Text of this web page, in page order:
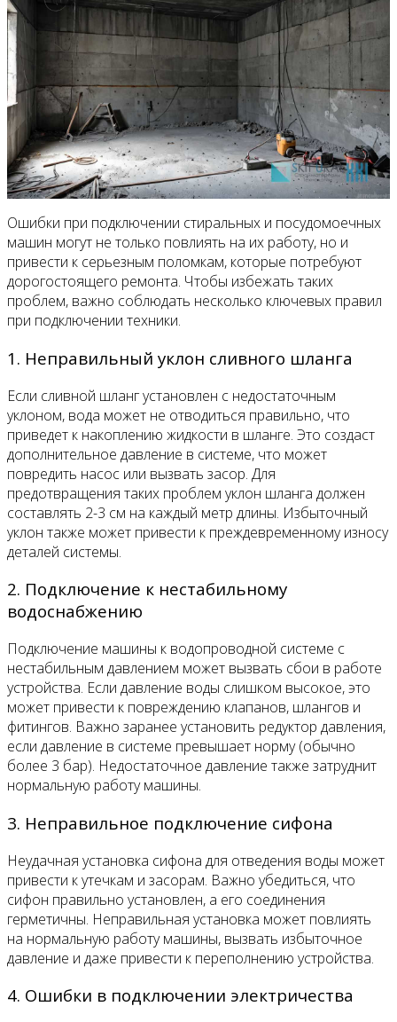
Ошибки при подключении стиральных и посудомоечных
машин могут не только повлиять на их работу, но и
привести к серьезным поломкам, которые потребуют
дорогостоящего ремонта. Чтобы избежать таких
проблем, важно соблюдать несколько ключевых правил
при подключении техники.
1. Неправильный уклон сливного шланга
Если сливной шланг установлен с недостаточным
уклоном, вода может не отводиться правильно, что
приведет к накоплению жидкости в шланге. Это создаст
дополнительное давление в системе, что может
повредить насос или вызвать засор. Для
предотвращения таких проблем уклон шланга должен
составлять 2-3 см на каждый метр длины. Избыточный
уклон также может привести к преждевременному износу
деталей системы.
2. Подключение к нестабильному
водоснабжению
Подключение машины к водопроводной системе с
нестабильным давлением может вызвать сбои в работе
устройства. Если давление воды слишком высокое, это
может привести к повреждению клапанов, шлангов и
фитингов. Важно заранее установить редуктор давления,
если давление в системе превышает норму (обычно
более 3 бар). Недостаточное давление также затруднит
нормальную работу машины.
3. Неправильное подключение сифона
Неудачная установка сифона для отведения воды может
привести к утечкам и засорам. Важно убедиться, что
сифон правильно установлен, а его соединения
герметичны. Неправильная установка может повлиять
на нормальную работу машины, вызвать избыточное
давление и даже привести к переполнению устройства.
4. Ошибки в подключении электричества